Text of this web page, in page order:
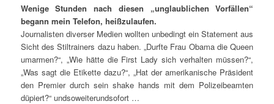
Wenige Stunden nach diesen „unglaublichen Vorfällen“
begann mein Telefon, heißzulaufen.
Journalisten diverser Medien wollten unbedingt ein Statement aus
Sicht des Stiltrainers dazu haben. „Durfte Frau Obama die Queen
umarmen?“, „Wie hätte die First Lady sich verhalten müssen?“,
„Was sagt die Etikette dazu?“, „Hat der amerikanische Präsident
den Premier durch sein shake hands mit dem Polizeibeamten
düpiert?“ undsoweiterundsofort …